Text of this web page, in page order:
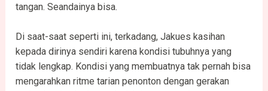
tangan. Seandainya bisa.
Di saat-saat seperti ini, terkadang, Jakues kasihan
kepada dirinya sendiri karena kondisi tubuhnya yang
tidak lengkap. Kondisi yang membuatnya tak pernah bisa
mengarahkan ritme tarian penonton dengan gerakan